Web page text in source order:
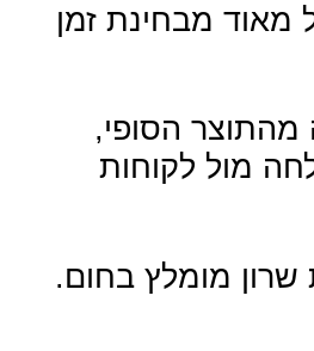
מאוד מבחינת זמן
מהתוצר הסופי,
מול לקוחות
מומלץ בחום.